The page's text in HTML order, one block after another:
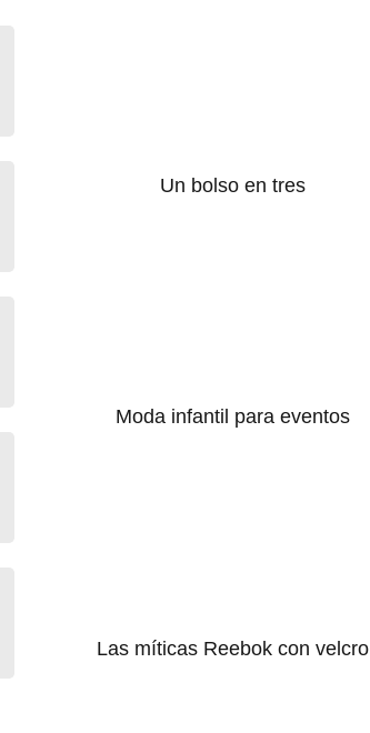
Un bolso en tres
Moda infantil para eventos
Las míticas Reebok con velcro